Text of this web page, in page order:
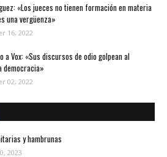
«Los jueces no tienen formación en materia
una vergüenza»
16, 2022
a Vox: «Sus discursos de odio golpean al
democracia»
02, 2022
y hambrunas
2023